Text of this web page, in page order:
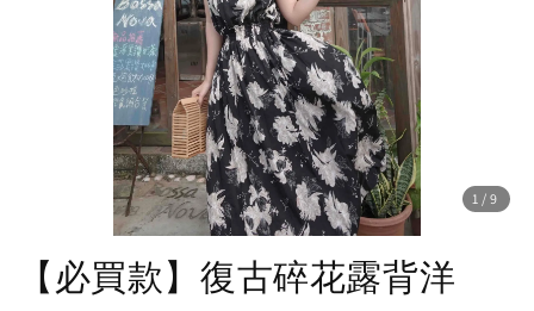
1 /9
【必買款】復古碎花露背洋